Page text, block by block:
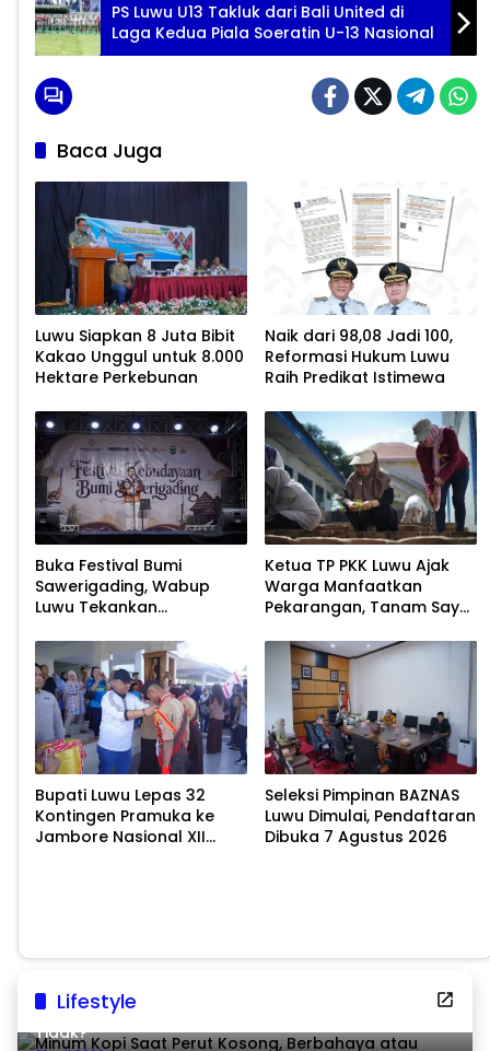
PS Luwu U13 Takluk dari Bali United di
Laga Kedua Piala Soeratin U-13 Nasional
Baca Juga
Luwu Siapkan 8 Juta Bibit
Kakao Unggul untuk 8.000
Hektare Perkebunan
Naik dari 98,08 Jadi 100,
Reformasi Hukum Luwu
Raih Predikat Istimewa
Buka Festival Bumi
Sawerigading, Wabup
Luwu Tekankan
Ketua TP PKK Luwu Ajak
Warga Manfaatkan
Pekarangan, Tanam Sayur
Bupati Luwu Lepas 32
Kontingen Pramuka ke
Jambore Nasional XII
Seleksi Pimpinan BAZNAS
Luwu Dimulai, Pendaftaran
Dibuka 7 Agustus 2026
Lifestyle
Minum Kopi Saat Perut Kosong, Berbahaya atau
Tidak?